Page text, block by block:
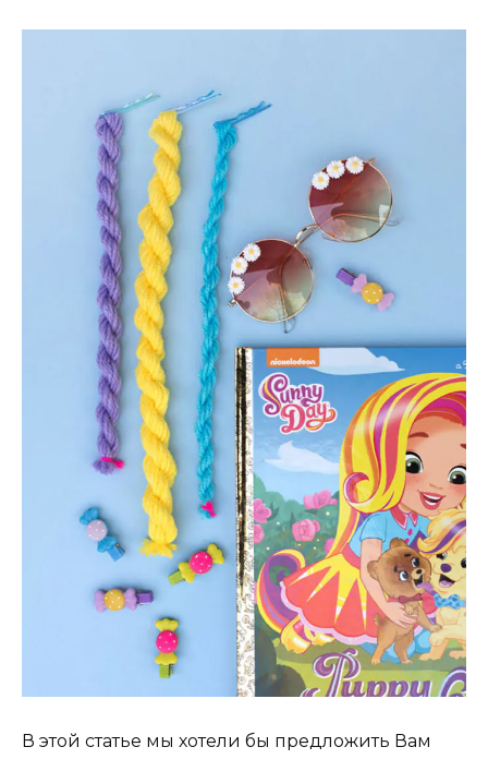
В этой статье мы хотели бы предложить Вам